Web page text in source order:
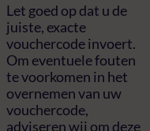
Let goed op dat u de
juiste, exacte
vouchercode invoert.
Om eventuele fouten
te voorkomen in het
overnemen van uw
vouchercode,
adviseren wij om deze